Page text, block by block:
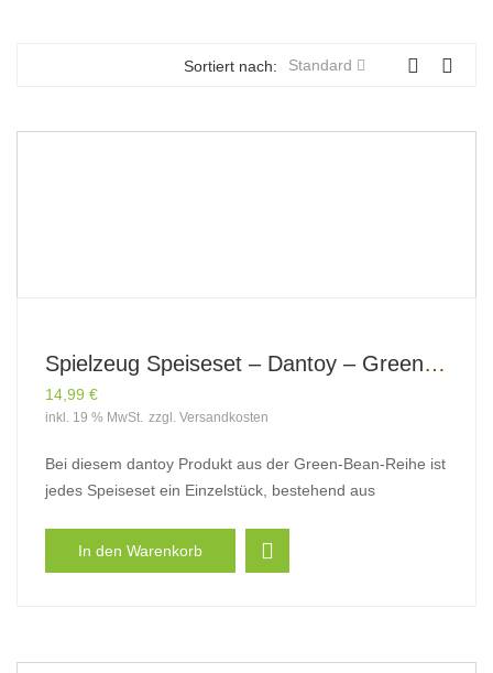
Sortiert nach: Standard
Spielzeug Speiseset – Dantoy – Green Bean
14,99 €
inkl. 19 % MwSt. zzgl. Versandkosten
Bei diesem dantoy Produkt aus der Green-Bean-Reihe ist
jedes Speiseset ein Einzelstück, bestehend aus
In den Warenkorb